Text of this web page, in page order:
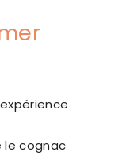
le cognac